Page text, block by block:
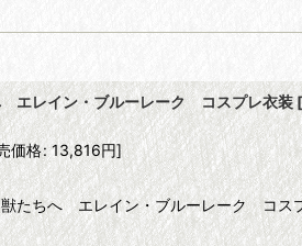
エレイン・ブルーレーク コスプレ衣装[
価格: 13,816円]
たちへ エレイン・ブルーレーク コス